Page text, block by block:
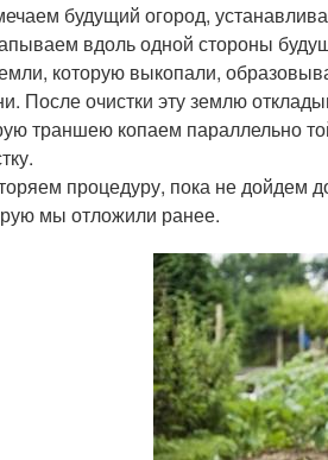
будущий огород,
вдоль одной стороны
которую выкопали,
После очистки эту землю
траншею копаем параллельно
процедуру, пока не дойдем
мы отложили ранее.